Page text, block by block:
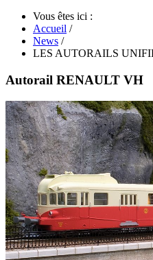
Vous êtes ici :
Accueil /
News /
LES AUTORAILS
Autorail RENAULT VH